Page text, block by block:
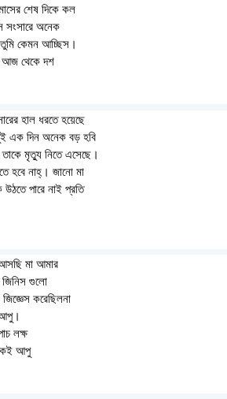
শেষ দিকে কল
সংসারে অনেক
কেমন আচ্ছিস।
আজ থেকে দশ
হাল ধরতে হয়েছে
এক দিন অনেক বড় হবি
মৃত্যু নিতে এসেছে।
হবে নাহ্। জানো মা
পারে নাই প্রতি
মা আমার
জিনিস গুলো
করেছিলনা
লক্ষ
কই আপু